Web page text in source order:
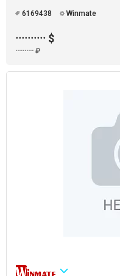
6169438 Winmate
·········· $
·········· ₽